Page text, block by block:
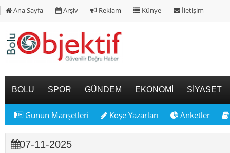
Ana Sayfa Arşiv Reklam Künye İletişim
BOLU SPOR GÜNDEM EKONOMİ SİYASET
Günün Manşetleri Köşe Yazarları Anketler
07-11-2025